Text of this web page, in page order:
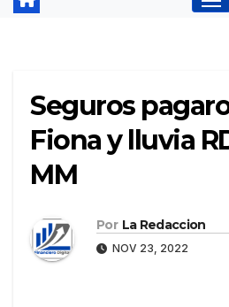
Seguros
Fiona y lluvia
MM
Por La Redaccion
NOV 23, 2022